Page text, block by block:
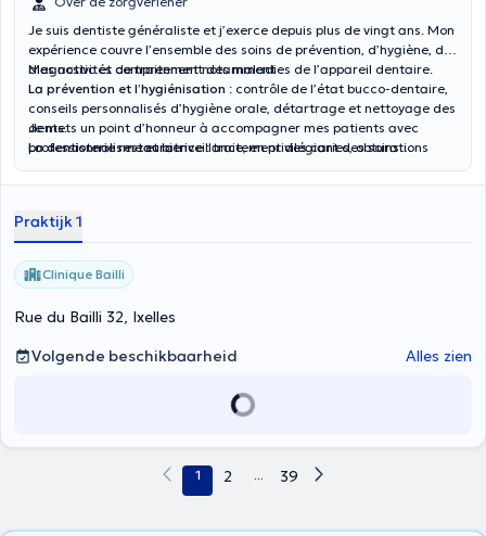
Je suis dentiste généraliste et j’exerce depuis plus de vingt ans. Mon
expérience couvre l’ensemble des soins de prévention, d’hygiène, de
diagnostic et de traitement des maladies de l’appareil dentaire.
Mes activités comprennent notamment :
La prévention et l’hygiénisation : contrôle de l’état bucco-dentaire,
conseils personnalisés d’hygiène orale, détartrage et nettoyage des
dents.
La dentisterie restauratrice: traitement des caries, obturations
conservateurs visant à préserver la dent naturelle.
radiculaires.
La chirurgie orale
interventions chirurgicales.
La prothétique: réalisation et pose de prothèses dentaires fixes ou
fonction et l’esthétique.
gouttières occlusales (notamment pour le bruxisme).
Je mets un point d’honneur à accompagner mes patients avec
professionnalisme et bienveillance, en privilégiant des soins
santé globale.
Praktijk 1
Clinique Bailli
Rue du Bailli 32, Ixelles
Volgende beschikbaarheid
Alles zien
1 2 ... 39